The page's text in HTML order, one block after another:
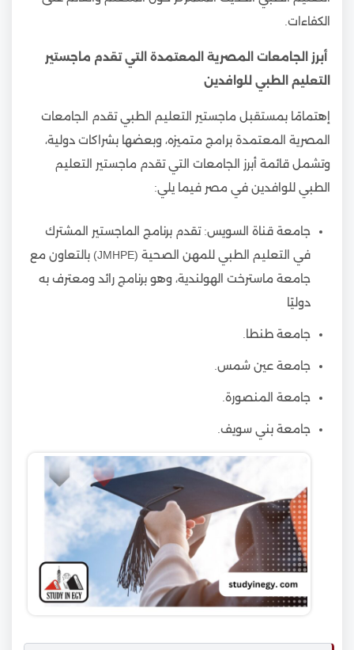
الكفاءات.
أبرز الجامعات المصرية المعتمدة التي تقدم ماجستير
التعليم الطبي للوافدين
إهتمامًا بمستقبل ماجستير التعليم الطبي تقدم الجامعات
المصرية المعتمدة برامج متميزه، وبعضها بشراكات دولية،
وتشمل قائمة أبرز الجامعات التي تقدم ماجستير التعليم
الطبي للوافدين في مصر فيما يلي:
جامعة قناة السويس: تقدم برنامج الماجستير المشترك
في التعليم الطبي للمهن الصحية (JMHPE) بالتعاون مع
جامعة ماسترخت الهولندية، وهو برنامج رائد ومعترف به
دوليًا
جامعة طنطا.
جامعة عين شمس.
جامعة المنصورة.
جامعة بني سويف.